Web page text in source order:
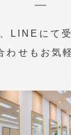
LINEにて
わせもお気